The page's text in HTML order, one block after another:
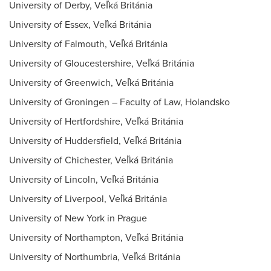
University of Derby, Veľká Británia
University of Essex, Veľká Británia
University of Falmouth, Veľká Británia
University of Gloucestershire, Veľká Británia
University of Greenwich, Veľká Británia
University of Groningen – Faculty of Law, Holandsko
University of Hertfordshire, Veľká Británia
University of Huddersfield, Veľká Británia
University of Chichester, Veľká Británia
University of Lincoln, Veľká Británia
University of Liverpool, Veľká Británia
University of New York in Prague
University of Northampton, Veľká Británia
University of Northumbria, Veľká Británia